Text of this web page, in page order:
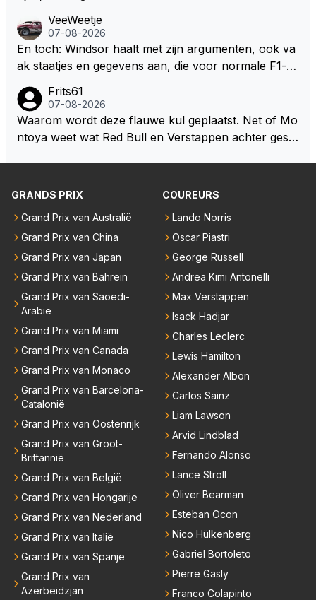
aar voordragen uit eigen geest. Kan mij voorstellen d
at je het leuk vindt sprookjes te luisteren maar heb jij
jezelf dan ook wel eens afgevraagd of de dappere b
ze wolff gesneden heeft?
VeeWeetje
07-08-2026
En toch: Windsor haalt met zijn argumenten, ook va
ak staatjes en gegevens aan, die voor normale F1-fa
okies made of your own dough" 🤣
Frits61
07-08-2026
Waarom wordt deze flauwe kul geplaatst. Net of Mo
ntoya weet wat Red Bull en Verstappen achter geslo
GRANDS PRIX
Grand Prix van Australië
Grand Prix van China
Grand Prix van Japan
Grand Prix van Bahrein
Grand Prix van Saoedi-
Arabië
Grand Prix van Miami
Grand Prix van Canada
Grand Prix van Monaco
Grand Prix van Barcelona-
Catalonië
Grand Prix van Oostenrijk
Grand Prix van Groot-
Brittannië
Grand Prix van België
Grand Prix van Hongarije
Grand Prix van Nederland
Grand Prix van Italië
Grand Prix van Spanje
Grand Prix van
Azerbeidzjan
COUREURS
Lando Norris
Oscar Piastri
George Russell
Andrea Kimi Antonelli
Max Verstappen
Isack Hadjar
Charles Leclerc
Lewis Hamilton
Alexander Albon
Carlos Sainz
Liam Lawson
Arvid Lindblad
Fernando Alonso
Lance Stroll
Oliver Bearman
Esteban Ocon
Nico Hülkenberg
Gabriel Bortoleto
Pierre Gasly
Franco Colapinto